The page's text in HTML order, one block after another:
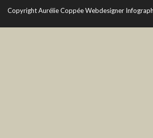
CopyrightAurélie Coppée Webdesigner